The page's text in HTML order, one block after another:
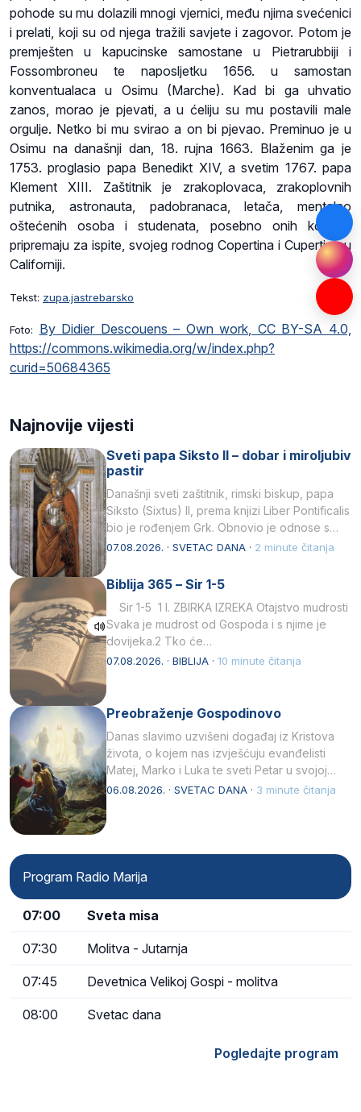
pohode su mu dolazili mnogi vjernici, među njima svećenici
i prelati, koji su od njega tražili savjete i zagovor. Potom je
premješten u kapucinske samostane u Pietrarubbiji i
Fossombroneu te naposljetku 1656. u samostan
konventualaca u Osimu (Marche). Kad bi ga uhvatio
zanos, morao je pjevati, a u ćeliju su mu postavili male
orgulje. Netko bi mu svirao a on bi pjevao. Preminuo je u
Osimu na današnji dan, 18. rujna 1663. Blaženim ga je
1753. proglasio papa Benedikt XIV, a svetim 1767. papa
Klement XIII. Zaštitnik je zrakoplovaca, zrakoplovnih
putnika, astronauta, padobranaca, letača, mentalno
oštećenih osoba i studenata, posebno onih koji se
pripremaju za ispite, svojeg rodnog Copertina i Cupertina u
Californiji.
Tekst: zupa.jastrebarsko
Foto: By Didier Descouens – Own work, CC BY-SA 4.0,
https://commons.wikimedia.org/w/index.php?
curid=50684365
Najnovije vijesti
Sveti papa Siksto II – dobar i miroljubiv
pastir
Današnji sveti zaštitnik, rimski biskup, papa
Siksto (Sixtus) II, prema knjizi Liber Pontificalis
bio je rođenjem Grk. Obnovio je odnose s
afričkim…
07.08.2026. · SVETAC DANA · 2 minute čitanja
Biblija 365 – Sir 1-5
Sir 1-5 1 I. ZBIRKA IZREKA Otajstvo mudrosti
Svaka je mudrost od Gospoda i s njime je
dovijeka.2 Tko će…
07.08.2026. · BIBLIJA · 10 minute čitanja
Preobraženje Gospodinovo
Danas slavimo uzvišeni događaj iz Kristova
života, o kojem nas izvješćuju evanđelisti
Matej, Marko i Luka te sveti Petar u svojoj
drugoj…
06.08.2026. · SVETAC DANA · 3 minute čitanja
Program Radio Marija
07:00 Sveta misa
07:30 Molitva - Jutarnja
07:45 Devetnica Velikoj Gospi - molitva
08:00 Svetac dana
Pogledajte program